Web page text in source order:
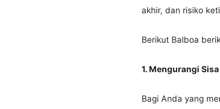
akhir, dan risiko
Berikut Balboa
1. Mengurangi Sisa
Bagi Anda yang